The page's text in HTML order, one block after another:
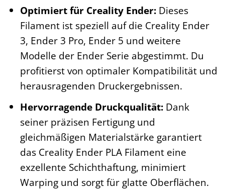
Optimiert für Creality Ender:Dieses
Filament ist speziell auf die Creality Ender
3, Ender 3 Pro, Ender 5 und weitere
Modelle der Ender Serie abgestimmt. Du
profitierst von optimaler Kompatibilität und
herausragenden Druckergebnissen.
Hervorragende Druckqualität:Dank
seiner präzisen Fertigung und
gleichmäßigen Materialstärke garantiert
das Creality Ender PLA Filament eine
exzellente Schichthaftung, minimiert
Warping und sorgt für glatte Oberflächen.